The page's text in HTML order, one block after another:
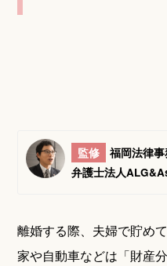
監修
福岡法律
弁護士法人
離婚する際、夫婦で貯め
家や自動車などは「財産